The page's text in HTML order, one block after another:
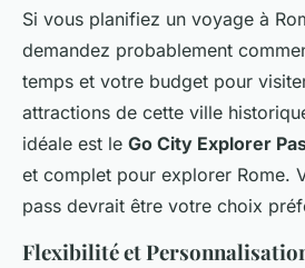
Évan•4 mars 2025 •3 min de lecture
Si vous planifiez un voyage à
demandez probablement
temps et votre budget pour
attractions de cette ville
idéale est le Go City Explorer
et complet pour explorer Rome.
pass devrait être votre choix
Flexibilité et